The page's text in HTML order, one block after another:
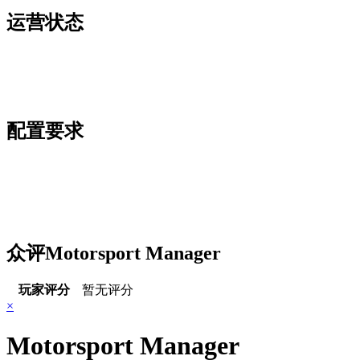
运营状态
配置要求
众评Motorsport Manager
玩家评分
暂无评分
×
Motorsport Manager